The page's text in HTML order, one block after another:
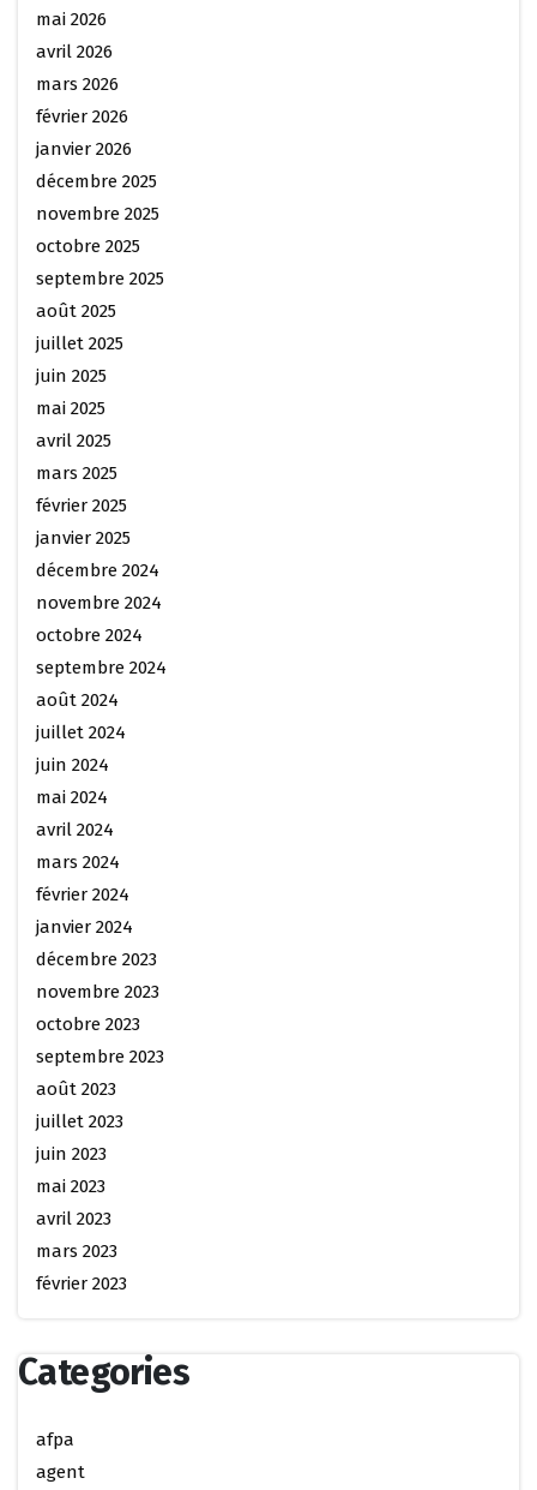
mai 2026
avril 2026
mars 2026
février 2026
janvier 2026
décembre 2025
novembre 2025
octobre 2025
septembre 2025
août 2025
juillet 2025
juin 2025
mai 2025
avril 2025
mars 2025
février 2025
janvier 2025
décembre 2024
novembre 2024
octobre 2024
septembre 2024
août 2024
juillet 2024
juin 2024
mai 2024
avril 2024
mars 2024
février 2024
janvier 2024
décembre 2023
novembre 2023
octobre 2023
septembre 2023
août 2023
juillet 2023
juin 2023
mai 2023
avril 2023
mars 2023
février 2023
Categories
afpa
agent